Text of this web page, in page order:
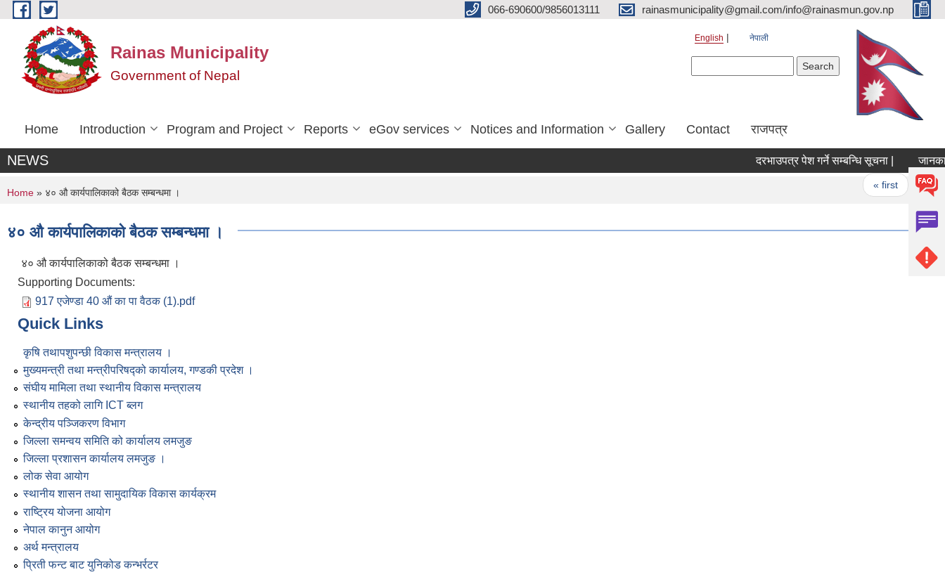
Skip to main content 066-690600/9856013111 rainasmunicipality@gmail.com/info@rainasmun.gov.np
Rainas Municipality
Government of Nepal
English नेपाली
Home Introduction Program and Project Reports eGov services Notices and Information Gallery Contact राजपत्र
NEWS दरभाउपत्र पेश गर्ने सम्बन्धि सूचना |
« first ‹
You are here
Home » ४० औ कार्यपालिकाको बैठक सम्बन्धमा ।
४० औ कार्यपालिकाको बैठक सम्बन्धमा ।
४० औ कार्यपालिकाको बैठक सम्बन्धमा ।
Supporting Documents:
917 एजेण्डा 40 औं का पा वैठक (1).pdf
Quick Links
कृषि तथापशुपन्छी विकास मन्त्रालय ।
मुख्यमन्त्री तथा मन्त्रीपरिषद्को कार्यालय, गण्डकी प्रदेश ।
संघीय मामिला तथा स्थानीय विकास मन्त्रालय
स्थानीय तहको लागि ICT ब्लग
केन्द्रीय पञ्जिकरण विभाग
जिल्ला समन्वय समिति को कार्यालय लमजुङ
जिल्ला प्रशासन कार्यालय लमजुङ ।
लोक सेवा आयोग
स्थानीय शासन तथा सामुदायिक विकास कार्यक्रम
राष्ट्रिय योजना आयोग
नेपाल कानुन आयोग
अर्थ मन्त्रालय
प्रिती फन्ट बाट युनिकोड कन्भर्रटर